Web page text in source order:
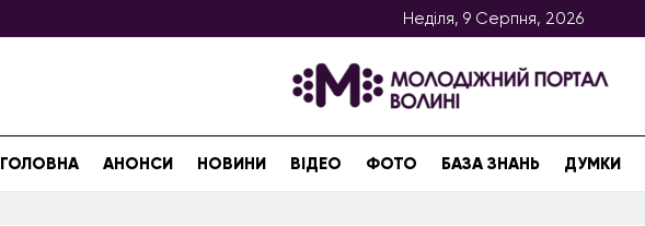
Неділя, 9 Серпня, 2026
ГОЛОВНА АНОНСИ НОВИНИ ВІДЕО ФОТО БАЗА ЗНАНЬ ДУМКИ